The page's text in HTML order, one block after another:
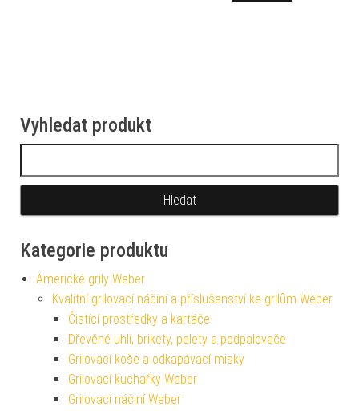
Vyhledat produkt
Kategorie produktu
Americké grily Weber
Kvalitní grilovací náčiní a příslušenství ke grilům Weber
Čistící prostředky a kartáče
Dřevěné uhlí, brikety, pelety a podpalovače
Grilovací koše a odkapávací misky
Grilovací kuchařky Weber
Grilovací náčiní Weber